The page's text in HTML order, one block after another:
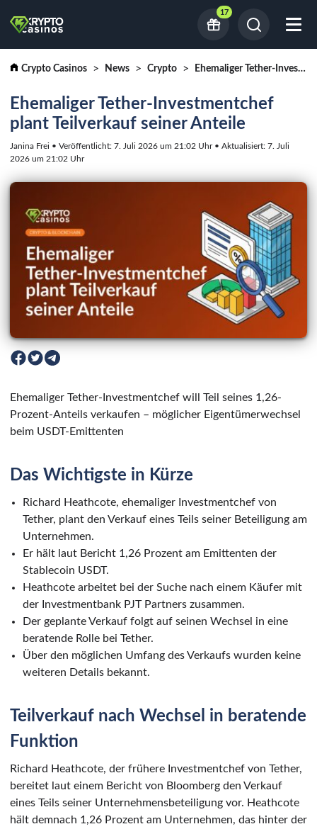
17
Crypto Casinos News Crypto Ehemaliger Tether-Investmentchef plant Teilverkauf seiner Anteile
Ehemaliger Tether-Investmentchef
plant Teilverkauf seiner Anteile
Janina Frei • Veröffentlicht: 7. Juli 2026 um 21:02 Uhr • Aktualisiert: 7. Juli
2026 um 21:02 Uhr
Ehemaliger Tether-Investmentchef will Teil seines 1,26-
Prozent-Anteils verkaufen – möglicher Eigentümerwechsel
beim USDT-Emittenten
Das Wichtigste in Kürze
Richard Heathcote, ehemaliger Investmentchef von
Tether, plant den Verkauf eines Teils seiner Beteiligung am
Unternehmen.
Er hält laut Bericht 1,26 Prozent am Emittenten der
Stablecoin USDT.
Heathcote arbeitet bei der Suche nach einem Käufer mit
der Investmentbank PJT Partners zusammen.
Der geplante Verkauf folgt auf seinen Wechsel in eine
beratende Rolle bei Tether.
Über den möglichen Umfang des Verkaufs wurden keine
weiteren Details bekannt.
Teilverkauf nach Wechsel in beratende
Funktion
Richard Heathcote, der frühere Investmentchef von Tether,
bereitet laut einem Bericht von Bloomberg den Verkauf
eines Teils seiner Unternehmensbeteiligung vor. Heathcote
hält demnach 1,26 Prozent am Unternehmen, das hinter der